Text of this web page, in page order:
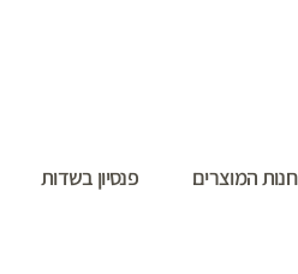
חנות המוצרים פנסיון בשדות